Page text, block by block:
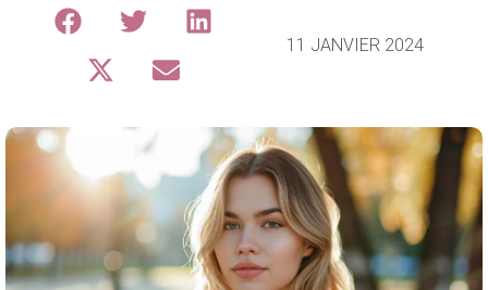
11 JANVIER 2024